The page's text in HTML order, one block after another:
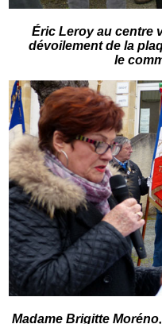
Éric Leroy au centre
dévoilement de la
le
Madame Brigitte